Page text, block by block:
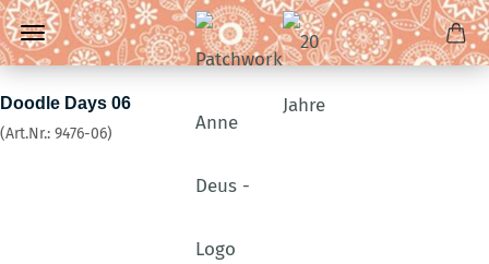
Doodle Days 06
(Art.Nr.: 9476-06)